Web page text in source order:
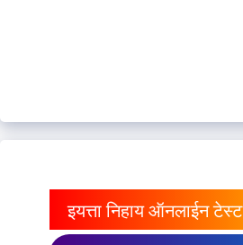
इयत्ता निहाय ऑनलाईन टेस्ट